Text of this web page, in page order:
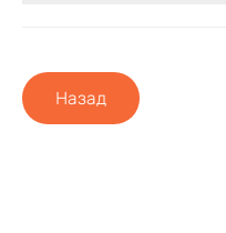
Назад